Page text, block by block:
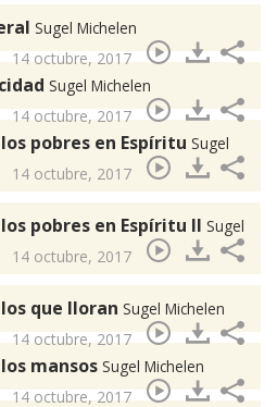
Sugel Michelen
14 octubre, 2017
Sugel Michelen
14 octubre, 2017
pobres en Espíritu Sugel
14 octubre, 2017
pobres en Espíritu II Sugel
14 octubre, 2017
que lloran Sugel Michelen
14 octubre, 2017
mansos Sugel Michelen
14 octubre, 2017